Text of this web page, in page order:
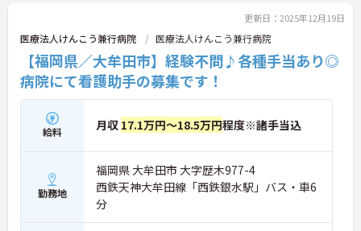
更新日：2025年12月19日
医療法人けんこう兼行病院 医療法人けんこう兼行病院
【福岡県／大牟田市】経験不問♪各種手当あり◎
病院にて看護助手の募集です！
給料 月収 17.1万円～18.5万円程度※諸手当込
勤務地
福岡県 大牟田市 大字歴木977-4
西鉄天神大牟田線「西鉄銀水駅」バス・車6
分